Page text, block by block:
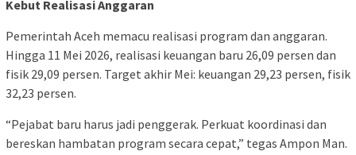
Kebut Realisasi Anggaran
Pemerintah Aceh memacu realisasi program dan anggaran.
Hingga 11 Mei 2026, realisasi keuangan baru 26,09 persen dan
fisik 29,09 persen. Target akhir Mei: keuangan 29,23 persen, fisik
32,23 persen.
“Pejabat baru harus jadi penggerak. Perkuat koordinasi dan
bereskan hambatan program secara cepat,” tegas Ampon Man.